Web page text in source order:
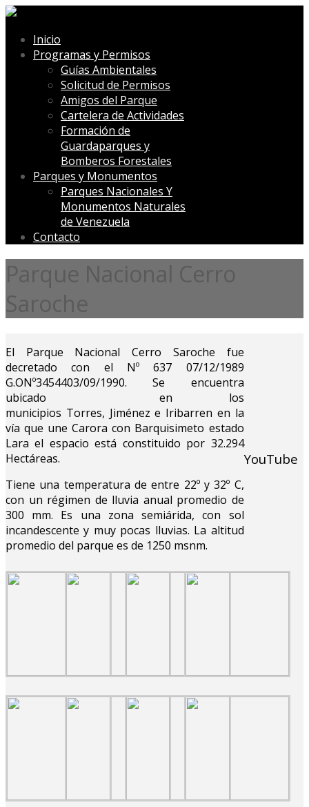
Inicio
Programas y Permisos
Guías Ambientales
Solicitud de Permisos
Amigos del Parque
Cartelera de Actividades
Formación de
Guardaparques y
Bomberos Forestales
Parques y Monumentos
Parques Nacionales Y
Monumentos Naturales
de Venezuela
Contacto
Parque Nacional Cerro
Saroche
El Parque Nacional Cerro Saroche fue
decretado con el Nº 637 07/12/1989
G.ONº3454403/09/1990. Se encuentra
ubicado en los
municipios Torres, Jiménez e Iribarren en la
vía que une Carora con Barquisimeto estado
Lara el espacio está constituido por 32.294
Hectáreas.
Tiene una temperatura de entre 22º y 32º C,
con un régimen de lluvia anual promedio de
300 mm. Es una zona semiárida, con sol
incandescente y muy pocas lluvias. La altitud
promedio del parque es de 1250 msnm.
YouTube